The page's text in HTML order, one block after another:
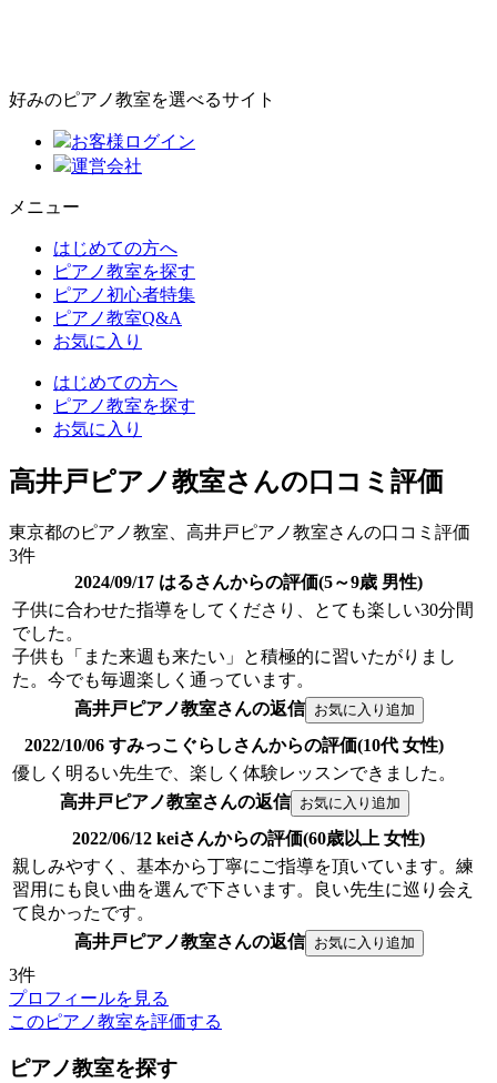
好みのピアノ教室を選べるサイト
お客様ログイン
運営会社
メニュー
はじめての方へ
ピアノ教室を探す
ピアノ初心者特集
ピアノ教室Q&A
お気に入り
はじめての方へ
ピアノ教室を探す
お気に入り
高井戸ピアノ教室さんの口コミ評価
東京都のピアノ教室、高井戸ピアノ教室さんの口コミ評価
3件
2024/09/17 はるさんからの評価(5～9歳 男性)
子供に合わせた指導をしてくださり、とても楽しい30分間
でした。
子供も「また来週も来たい」と積極的に習いたがりまし
た。今でも毎週楽しく通っています。
高井戸ピアノ教室さんの返信
2022/10/06 すみっこぐらしさんからの評価(10代 女性)
優しく明るい先生で、楽しく体験レッスンできました。
高井戸ピアノ教室さんの返信
2022/06/12 keiさんからの評価(60歳以上 女性)
親しみやすく、基本から丁寧にご指導を頂いています。練
習用にも良い曲を選んで下さいます。良い先生に巡り会え
て良かったです。
高井戸ピアノ教室さんの返信
3件
プロフィールを見る
このピアノ教室を評価する
ピアノ教室を探す